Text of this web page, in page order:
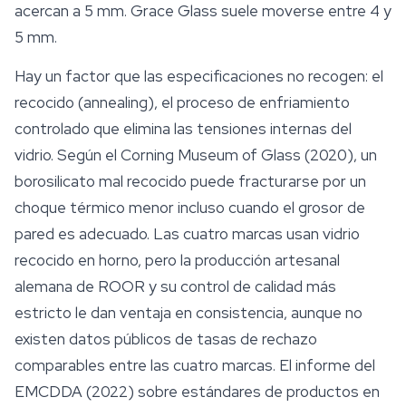
acercan a 5 mm. Grace Glass suele moverse entre 4 y
5 mm.
Hay un factor que las especificaciones no recogen: el
recocido (annealing), el proceso de enfriamiento
controlado que elimina las tensiones internas del
vidrio. Según el Corning Museum of Glass (2020), un
borosilicato mal recocido puede fracturarse por un
choque térmico menor incluso cuando el grosor de
pared es adecuado. Las cuatro marcas usan vidrio
recocido en horno, pero la producción artesanal
alemana de ROOR y su control de calidad más
estricto le dan ventaja en consistencia, aunque no
existen datos públicos de tasas de rechazo
comparables entre las cuatro marcas. El informe del
EMCDDA (2022) sobre estándares de productos en